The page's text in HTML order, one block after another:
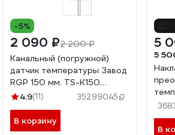
-5%
2 090 ₽2 200 ₽
Канальный (погружной)
датчик температуры Завод
RGP 150 мм. TS-K150
PT1000
4.9(11) 35299045
В корзину
5
5
(4-
В